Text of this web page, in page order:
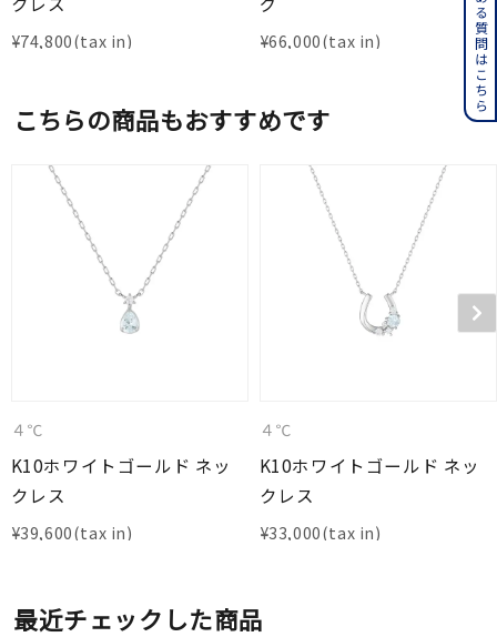
¥74,800 ¥66,000
こちらの商品もおすすめです
４℃
K10ホワイトゴールド ネッ
クレス
¥39,600
４℃
K10ホワイトゴールド ネッ
クレス
¥33,000
最近チェックした商品
よくある質問はこちら